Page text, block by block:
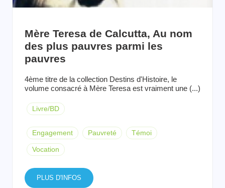
Mère Teresa de Calcutta, Au nom
des plus pauvres parmi les
pauvres
4ème titre de la collection Destins d'Histoire, le
volume consacré à Mère Teresa est vraiment une (...)
Livre/BD
Engagement Pauvreté Témoi
Vocation
PLUS D'INFOS